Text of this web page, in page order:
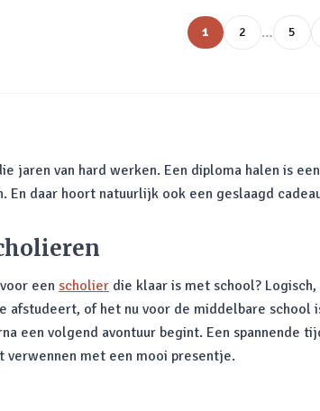
1 2 … 5
jaren van hard werken. Een diploma halen is
En daar hoort natuurlijk ook een geslaagd
een scholier die klaar is met school?
afstudeert, of het nu voor de middelbare
een volgend avontuur begint. Een spannende
verwennen met een mooi presentje.